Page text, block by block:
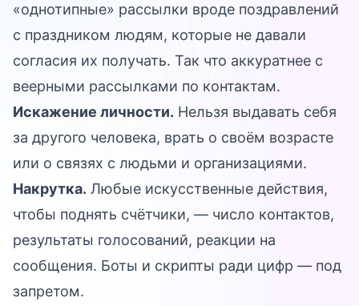
«однотипные» рассылки вроде поздравлений
с праздником людям, которые не давали
согласия их получать. Так что аккуратнее с
веерными рассылками по контактам.
Искажение личности. Нельзя выдавать себя
за другого человека, врать о своём возрасте
или о связях с людьми и организациями.
Накрутка. Любые искусственные действия,
чтобы поднять счётчики, — число контактов,
результаты голосований, реакции на
сообщения. Боты и скрипты ради цифр — под
запретом.